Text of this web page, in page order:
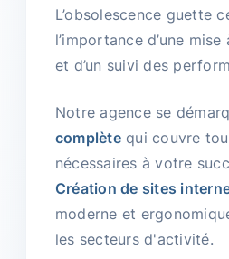
L’obsolescence guette
l’importance d’une
et d’un suivi des
Notre agence se
complètequi couvre
nécessaires à votre
Création de sites
moderne et
les secteurs d'activité.